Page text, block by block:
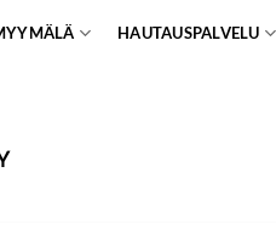
HAUTAUSPALVELU